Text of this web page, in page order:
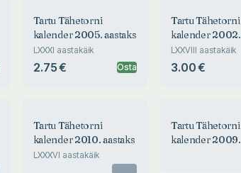
Tartu Tähetorni
kalender 2005. aastaks
LXXXI aastakäik
2.75 € Osta
Tartu Tähetorni
kalender 2002.
aastaks
LXXVIII aastakäik
3.00 €
Tartu Tähetorni
kalender 2010. aastaks
LXXXVI aastakäik
Tartu Tähetorni
kalender 2009.